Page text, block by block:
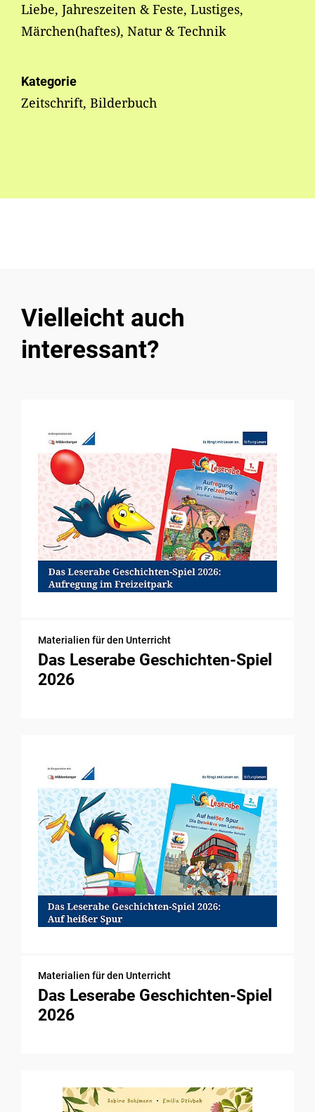
Liebe, Jahreszeiten & Feste, Lustiges,
Märchen(haftes), Natur & Technik
Kategorie
Zeitschrift, Bilderbuch
Vielleicht auch
interessant?
Materialien für den Unterricht
Das Leserabe Geschichten-Spiel
2026
Materialien für den Unterricht
Das Leserabe Geschichten-Spiel
2026